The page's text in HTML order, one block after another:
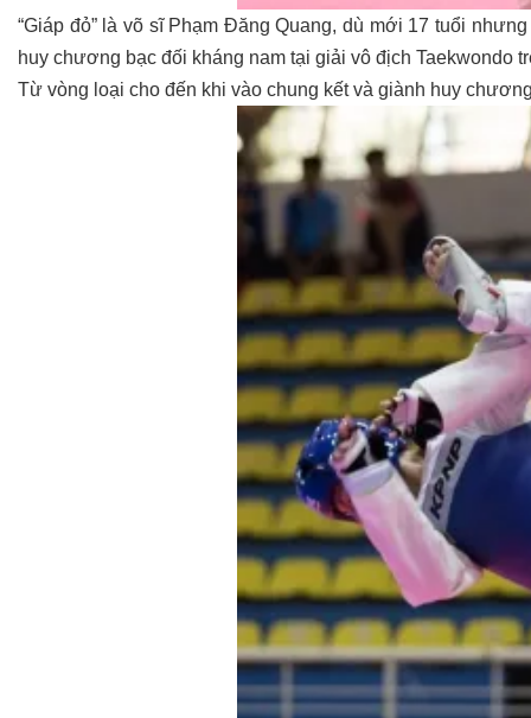
“Giáp đỏ” là võ sĩ Phạm Đăng Quang, dù mới 17 tuổi
huy chương bạc đối kháng nam tại giải vô địch Taekwondo
Từ vòng loại cho đến khi vào chung kết và giành huy